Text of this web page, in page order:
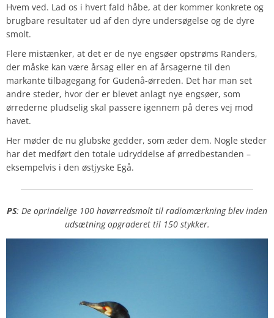
Hvem ved. Lad os i hvert fald håbe, at der kommer konkrete og
brugbare resultater ud af den dyre undersøgelse og de dyre
smolt.
Flere mistænker, at det er de nye engsøer opstrøms Randers,
der måske kan være årsag eller en af årsagerne til den
markante tilbagegang for Gudenå-ørreden. Det har man set
andre steder, hvor der er blevet anlagt nye engsøer, som
ørrederne pludselig skal passere igennem på deres vej mod
havet.
Her møder de nu glubske gedder, som æder dem. Nogle steder
har det medført den totale udryddelse af ørredbestanden –
eksempelvis i den østjyske Egå.
PS: De oprindelige 100 havørredsmolt til radiomærkning blev inden
udsætning opgraderet til 150 stykker.